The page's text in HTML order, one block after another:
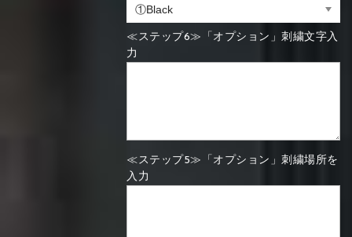
≪ステップ6≫「オプション」刺繍文字入
力
≪ステップ5≫「オプション」刺繍場所を
入力